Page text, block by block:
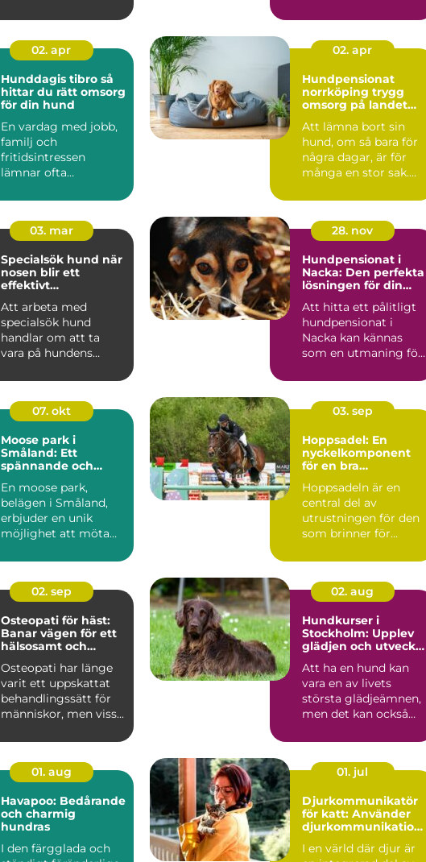
02. apr
Hunddagis tibro så
hittar du rätt omsorg
för din hund
En vardag med jobb,
familj och
fritidsintressen
lämnar ofta
för hundpromenader
mit...
02. apr
Hundpensionat
norrköping trygg
omsorg på landet
Att lämna bort sin
hund, om så bara för
några dagar, är för
många en stor sak.
familjem...
03. mar
Specialsök hund när
nosen blir ett
effektivt
Att arbeta med
specialsök hund
handlar om att ta
vara på hundens
luktsinnet. Genom ...
28. nov
Hundpensionat i
Nacka: Den perfekta
lösningen för din
Att hitta ett pålitligt
hundpensionat i
Nacka kan kännas
som en utmaning för
07. okt
Moose park i
Småland: Ett
spännande och
En moose park,
belägen i Småland,
erbjuder en unik
möjlighet att möta
03. sep
Hoppsadel: En
nyckelkomponent
för en bra
Hoppsadeln är en
central del av
utrustningen för den
som brinner för
02. sep
Osteopati för häst:
Banar vägen för ett
hälsosamt och
Osteopati har länge
varit ett uppskattat
behandlingssätt för
människor, men viss...
02. aug
Hundkurser i
Stockholm: Upplev
glädjen och utveckla
hund
Att ha en hund kan
vara en av livets
största glädjeämnen,
men det kan också
01. aug
Havapoo: Bedårande
och charmig
hundras
I den färgglada och
01. jul
Djurkommunikatör
för katt: Använder
djurkommunikation
djur
I en värld där djur är